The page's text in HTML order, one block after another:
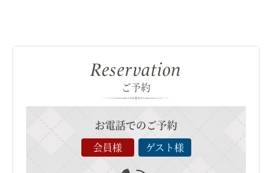
Reservation
ご予約
お電話でのご予約
会員様 ゲスト様